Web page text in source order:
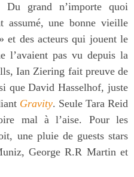
Du grand n’importe quoi
assumé, une bonne vieille
et des acteurs qui jouent le
l’avaient pas vu depuis la
Ian Ziering fait preuve de
que David Hasselhof, juste
Gravity. Seule Tara Reid
mal à l’aise. Pour les
une pluie de guests stars
George R.R Martin et